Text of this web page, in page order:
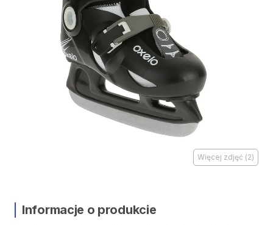
Więcej zdjęć (2)
Informacje o produkcie